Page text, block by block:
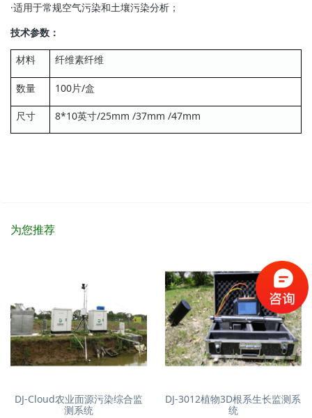
·适用于常规空气污染和土壤污染分析；
技术参数：
材料 纤维素纤维
数量 100片/盒
尺寸 8*10英寸/25mm /37mm /47mm
为您推荐
DJ-Cloud农业面源污染综合监
测系统
DJ-3012植物3D根系生长监测系
统